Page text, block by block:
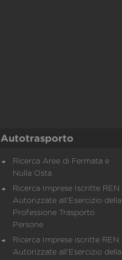
Autotrasporto
Ricerca Aree di Fermata e
Nulla Osta
Ricerca Imprese Iscritte REN
Autorizzate all'Esercizio della
Professione Trasporto
Persone
Ricerca Imprese iscritte REN
Autorizzate all'Esercizio della